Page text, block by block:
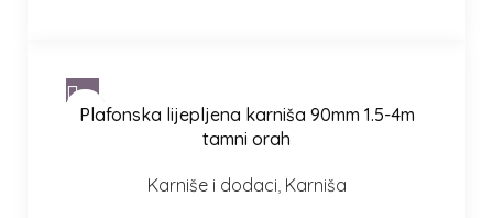
Plafonska lijepljena karniša 90mm 1.5-4m
tamni orah
Karniše i dodaci, Karniša